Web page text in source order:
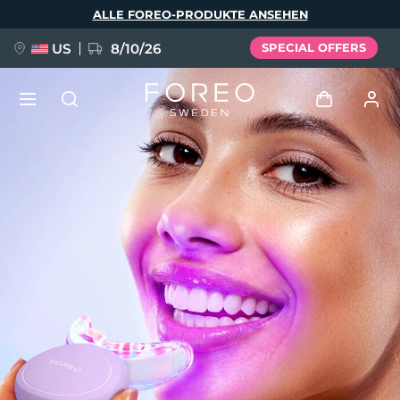
ALLE FOREO-PRODUKTE ANSEHEN
US 8/10/26 SPECIAL OFFERS
Anmelden
Benutzerkonto
Meine Geräte
Meine Bestellungen
Meine Adressen
Meine Abonnements
FAQ™ Pure Beauty-Tech Elixir
BREAKING NEWS
issa™ Teeth Whitening Set
Deutsch
Español
Italiano
Português
Svenska
Русский
Türkçe
简体中文 繁體中文